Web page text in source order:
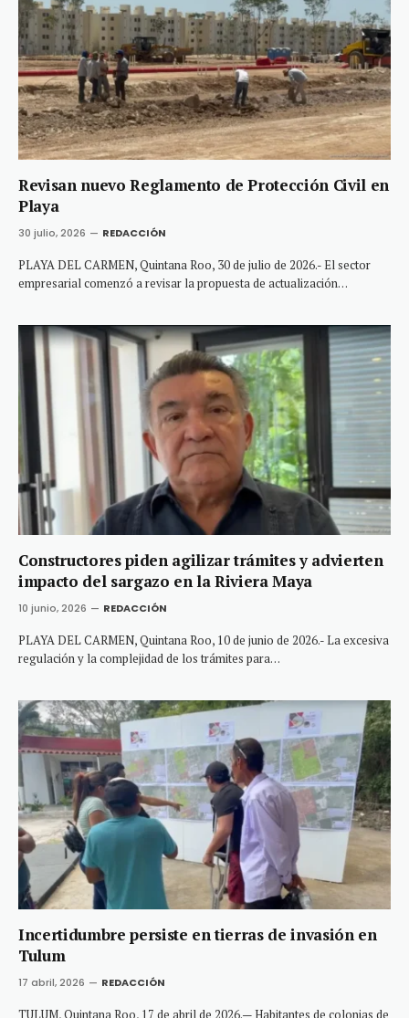
Revisan nuevo Reglamento de Protección Civil en
Playa
30 julio, 2026 REDACCIÓN
PLAYA DEL CARMEN, Quintana Roo, 30 de julio de 2026.- El sector
empresarial comenzó a revisar la propuesta de actualización…
Constructores piden agilizar trámites y advierten
impacto del sargazo en la Riviera Maya
10 junio, 2026 REDACCIÓN
PLAYA DEL CARMEN, Quintana Roo, 10 de junio de 2026.- La excesiva
regulación y la complejidad de los trámites para…
Incertidumbre persiste en tierras de invasión en
Tulum
17 abril, 2026 REDACCIÓN
TULUM, Quintana Roo, 17 de abril de 2026.— Habitantes de colonias de